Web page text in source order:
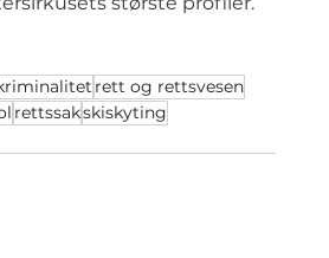
rett og rettsvesen
rettssakskiskyting